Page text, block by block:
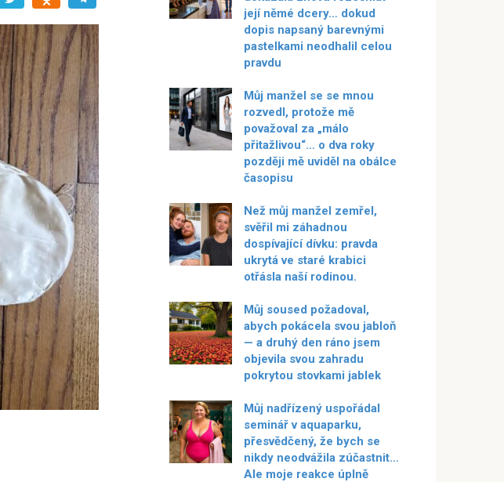
její němé dcery… dokud
dopis napsaný barevnými
pastelkami neodhalil celou
pravdu
Můj manžel se se mnou
rozvedl, protože mě
považoval za „málo
přitažlivou“… o dva roky
později mě uviděl na obálce
časopisu
Než můj manžel zemřel,
svěřil mi záhadnou
dospívající dívku: pravda
ukrytá ve staré krabici
otřásla naší rodinou.
Můj soused požadoval,
abych pokácela svou jabloň
— a druhý den ráno jsem
objevila svou zahradu
pokrytou stovkami jablek
Můj nadřízený uspořádal
seminář v aquaparku,
přesvědčený, že bych se
nikdy neodvážila zúčastnit…
Ale moje reakce úplně